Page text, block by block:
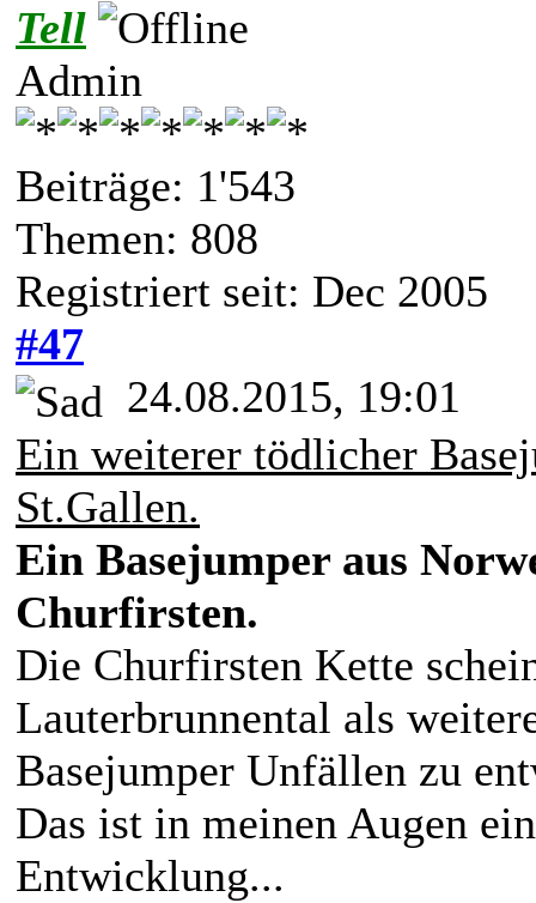
Tell
Admin
Beiträge: 1'543
Themen: 808
Registriert seit: Dec 2005
#47
24.08.2015, 19:01
Ein weiterer tödlicher
St.Gallen.
Ein Basejumper aus
Churfirsten.
Die Churfirsten Kette
Lauterbrunnental als
Basejumper Unfällen zu
Das ist in meinen Augen
Entwicklung...